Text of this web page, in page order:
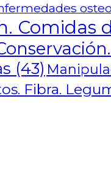
Comidas
(43)
Fibra.